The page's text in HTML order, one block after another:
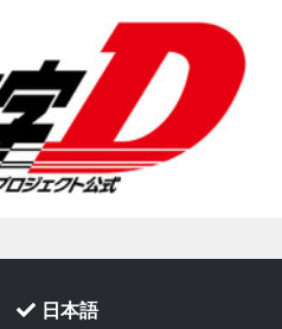
日本語